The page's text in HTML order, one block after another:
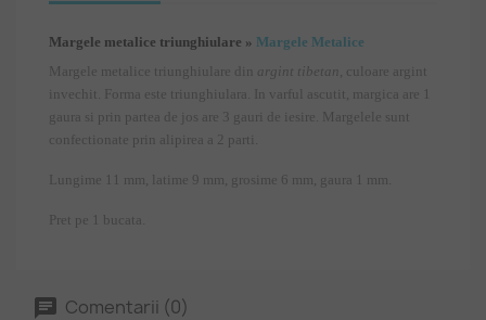
Margele metalice triunghiulare » Margele Metalice
Margele metalice triunghiulare din argint tibetan , culoare argint
invechit. Forma este triunghiulara. In varful ascutit, margica are 1
gaura si prin partea de jos are 3 gauri de iesire. Margelele sunt
confectionate prin alipirea a 2 parti.
Lungime 11 mm, latime 9 mm, grosime 6 mm, gaura 1 mm.
Pret pe 1 bucata.
Comentarii (0)